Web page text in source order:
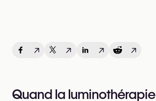
↗ ↗ ↗ ↗
Quand la luminothérapie